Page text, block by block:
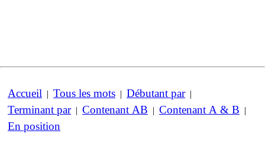
Accueil | Tous les mots | Débutant par|
Terminant par| Contenant AB | Contenant A & B |
En position